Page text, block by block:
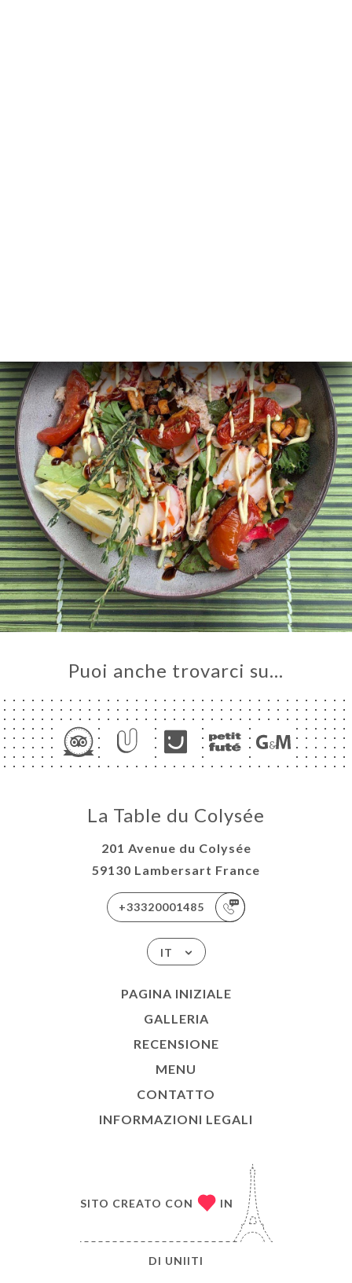
Puoi anche trovarci su…
La Table du Colysée
201 Avenue du Colysée
59130 Lambersart France
+33320001485
IT
PAGINA INIZIALE
GALLERIA
RECENSIONE
MENU
CONTATTO
INFORMAZIONI LEGALI
SITO CREATO CON IN
DI UNIITI